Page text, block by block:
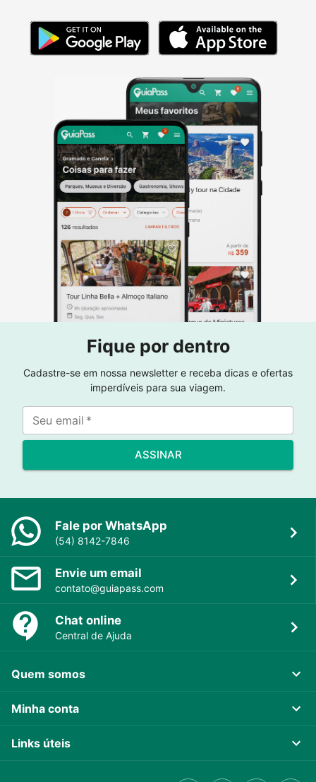
Fique por dentro
Cadastre-se em nossa newsletter e receba dicas e ofertas
imperdíveis para sua viagem.
Seu email *
ASSINAR
Fale por WhatsApp
(54) 8142-7846
Envie um email
contato@guiapass.com
Chat online
Central de Ajuda
Quem somos
Minha conta
Links úteis